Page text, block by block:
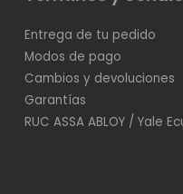
Entrega de tu pedido
Modos de pago
Cambios y devoluciones
Garantías
RUC ASSA ABLOY / Yale